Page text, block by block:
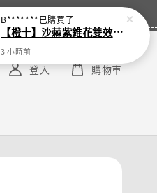
登入 購物車
B*******已購買了
【橙十】沙棘紫錐花雙效複方潤喉噴劑50ml 涼感加強版 新配方
3 小時前